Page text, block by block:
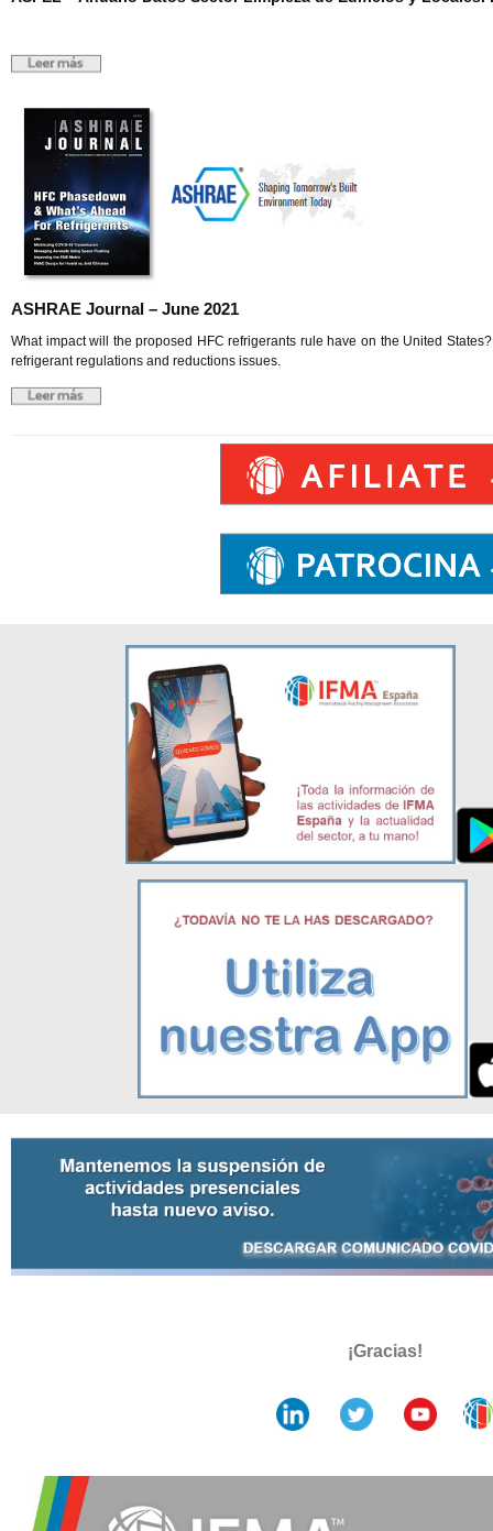
ASHRAE Journal – June 2021
What impact will the proposed HFC refrigerants rule have on the United
refrigerant regulations and reductions issues.
¡Gracias!